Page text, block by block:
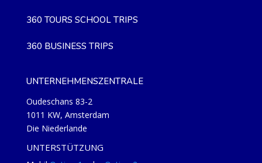
360 TOURS SCHOOL TRIPS
360 BUSINESS TRIPS
UNTERNEHMENSZENTRALE
Oudeschans 83-2
1011 KW, Amsterdam
Die Niederlande
UNTERSTÜTZUNG